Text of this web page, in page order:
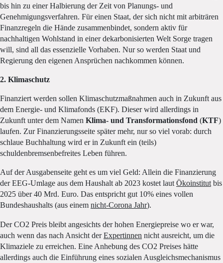
bis hin zu einer Halbierung der Zeit von Planungs- und
Genehmigungsverfahren. Für einen Staat, der sich nicht mit arbiträren
Finanzregeln die Hände zusammenbindet, sondern aktiv für
nachhaltigen Wohlstand in einer dekarbonisierten Welt Sorge tragen
will, sind all das essenzielle Vorhaben. Nur so werden Staat und
Regierung den eigenen Ansprüchen nachkommen können.
2. Klimaschutz
Finanziert werden sollen Klimaschutzmaßnahmen auch in Zukunft aus
dem Energie- und Klimafonds (EKF). Dieser wird allerdings in
Zukunft unter dem Namen Klima- und Transformationsfond (KTF)
laufen. Zur Finanzierungsseite später mehr, nur so viel vorab: durch
schlaue Buchhaltung wird er in Zukunft ein (teils)
schuldenbremsenbefreites Leben führen.
Auf der Ausgabenseite geht es um viel Geld: Allein die Finanzierung
der EEG-Umlage aus dem Haushalt ab 2023 kostet lautÖkoinstitutbis
2025 über 40 Mrd. Euro. Das entspricht gut 10% eines vollen
Bundeshaushalts (aus einem nicht-Corona Jahr).
Der CO2 Preis bleibt angesichts der hohen Energiepreise wo er war,
auch wenn das nach Ansicht derExpertinnen nicht ausreicht, um die
Klimaziele zu erreichen. Eine Anhebung des CO2 Preises hätte
allerdings auch die Einführung eines sozialen Ausgleichsmechanismus